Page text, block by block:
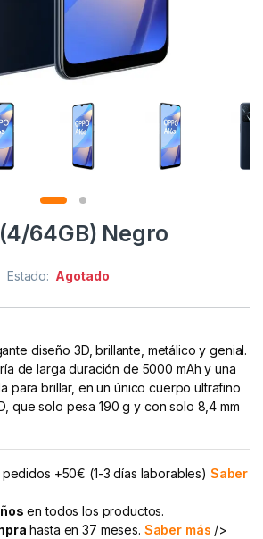
64GB) Negro
Estado: Agotado
diseño 3D, brillante, metálico y genial.
de larga duración de 5000 mAh y una
para brillar, en un único cuerpo ultrafino
que solo pesa 190 g y con solo 8,4 mm
+50€ (1-3 días laborables) Saber
en todos los productos.
hasta en 37 meses. Saber más />